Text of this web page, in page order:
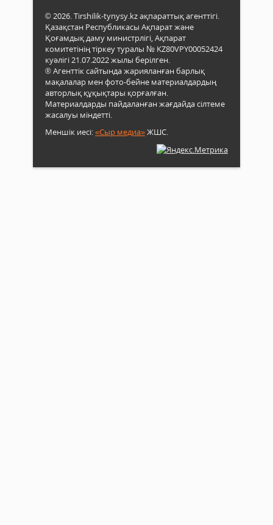
© 2026. Tirshilik-tynysy.kz ақпараттық агенттігі.
Қазақстан Республикасы Ақпарат және
Қоғамдық даму министрлігі, Ақпарат
комитетінің тіркеу туралы № KZ80VPY00052424
куәлігі 21.07.2022 жылы берілген.
® Агенттік сайтында жарияланған барлық
мақалалар мен фото-бейне материалдардың
авторлық құқықтары қорғалған.
Материалдарды пайдаланған жағдайда сілтеме
жасалуы міндетті.
Меншік иесі:«Сыр медиа»ЖШС.